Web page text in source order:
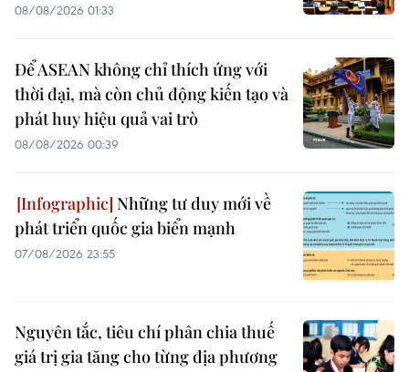
08/08/2026 01:33
Để ASEAN không chỉ thích ứng với
thời đại, mà còn chủ động kiến tạo và
phát huy hiệu quả vai trò
08/08/2026 00:39
Những tư duy mới về
phát triển quốc gia biển mạnh
07/08/2026 23:55
Nguyên tắc, tiêu chí phân chia thuế
giá trị gia tăng cho từng địa phương